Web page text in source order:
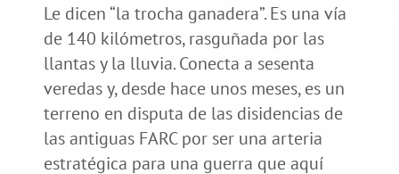
Le dicen “la trocha ganadera”. Es una vía
de 140 kilómetros, rasguñada por las
llantas y la lluvia. Conecta a sesenta
veredas y, desde hace unos meses, es un
terreno en disputa de las disidencias de
las antiguas FARC por ser una arteria
estratégica para una guerra que aquí